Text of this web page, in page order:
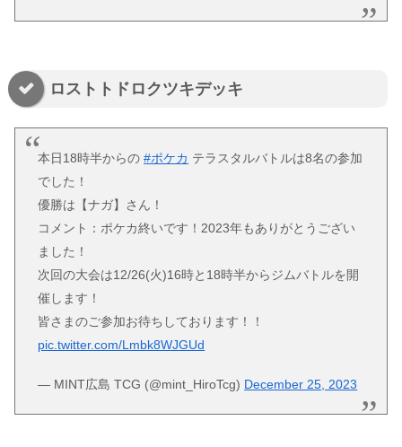
ロストトドロクツキデッキ
本日18時半からの#ポケカ テラスタルバトルは8名の参加
でした！
優勝は【ナガ】さん！
コメント：ポケカ終いです！2023年もありがとうござい
ました！
次回の大会は12/26(火)16時と18時半からジムバトルを開
催します！
皆さまのご参加お待ちしております！！
pic.twitter.com/Lmbk8WJGUd
— MINT広島 TCG (@mint_HiroTcg) December 25, 2023